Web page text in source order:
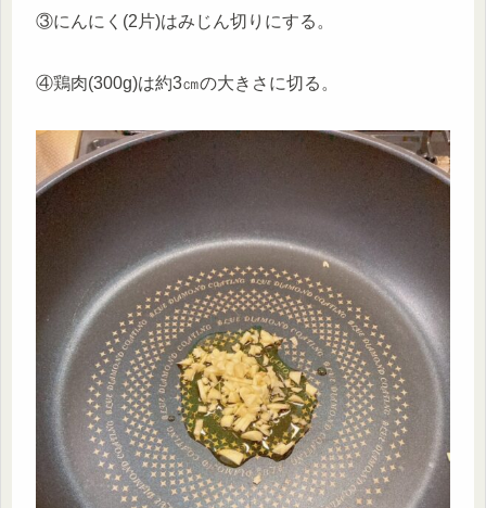
③にんにく(2片)はみじん切りにする。
④鶏肉(300g)は約3㎝の大きさに切る。